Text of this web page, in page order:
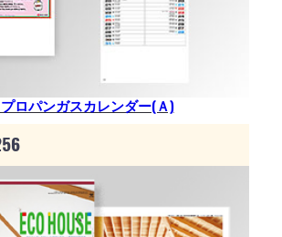
ロパンガスカレンダー(Ａ)